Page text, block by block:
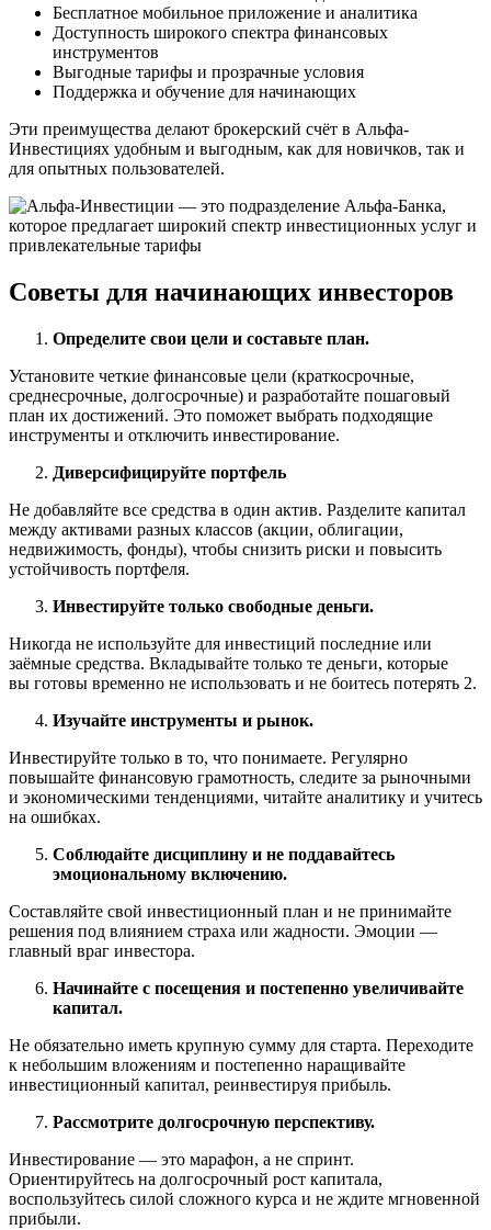
Бесплатное мобильное приложение и аналитика
Доступность широкого спектра финансовых
инструментов
Выгодные тарифы и прозрачные условия
Поддержка и обучение для начинающих
Эти преимущества делают брокерский счёт в Альфа-
Инвестициях удобным и выгодным, как для новичков, так и
для опытных пользователей.
Советы для начинающих инвесторов
Определите свои цели и составьте план.
Установите четкие финансовые цели (краткосрочные,
среднесрочные, долгосрочные) и разработайте пошаговый
план их достижений. Это поможет выбрать подходящие
инструменты и отключить инвестирование.
Диверсифицируйте портфель
Не добавляйте все средства в один актив. Разделите капитал
между активами разных классов (акции, облигации,
недвижимость, фонды), чтобы снизить риски и повысить
устойчивость портфеля.
Инвестируйте только свободные деньги.
Никогда не используйте для инвестиций последние или
заёмные средства. Вкладывайте только те деньги, которые
вы готовы временно не использовать и не боитесь потерять 2.
Изучайте инструменты и рынок.
Инвестируйте только в то, что понимаете. Регулярно
повышайте финансовую грамотность, следите за рыночными
и экономическими тенденциями, читайте аналитику и учитесь
на ошибках.
Соблюдайте дисциплину и не поддавайтесь
эмоциональному включению.
Составляйте свой инвестиционный план и не принимайте
решения под влиянием страха или жадности. Эмоции —
главный враг инвестора.
Начинайте с посещения и постепенно увеличивайте
капитал.
Не обязательно иметь крупную сумму для старта. Переходите
к небольшим вложениям и постепенно наращивайте
инвестиционный капитал, реинвестируя прибыль.
Рассмотрите долгосрочную перспективу.
Инвестирование — это марафон, а не спринт.
Ориентируйтесь на долгосрочный рост капитала,
воспользуйтесь силой сложного курса и не ждите мгновенной
прибыли.